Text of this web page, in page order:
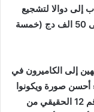
إلى دوالا لتشجيع
“الخضر”, وبعد الدراسة تقرر تخفيض السعر إلى 50 الف دج (خمسة
إلى الكاميرون في
أحسن صورة ويكونوا
أحسن سفراء للجزائر هناك, ويكونوا اللاعب رقم 12 الحقيقي من